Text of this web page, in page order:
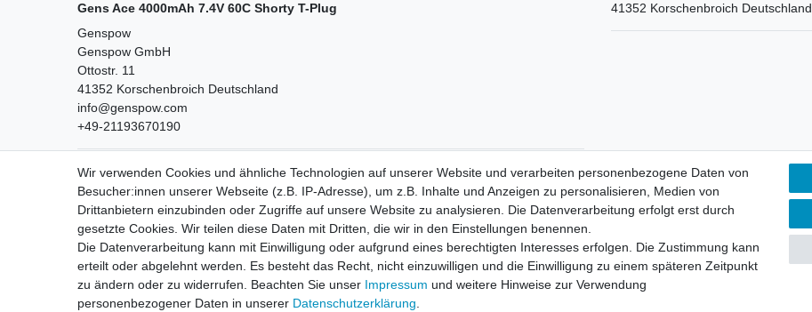
Gens Ace 4000mAh 7.4V 60C Shorty T-Plug
Genspow
Genspow GmbH
Ottostr. 11
41352 Korschenbroich Deutschland
info@genspow.com
+49-21193670190
41352 Korschenbroich Deutschland
Impressum Daten­schutz­erklärung AGB Widerrufs­recht Vertrag widerrufen
Wir verwenden Cookies und ähnliche Technologien auf unserer Website und verarbeiten personenbezogene Daten von
Besucher:innen unserer Webseite (z.B. IP-Adresse), um z.B. Inhalte und Anzeigen zu personalisieren, Medien von
Drittanbietern einzubinden oder Zugriffe auf unsere Website zu analysieren. Die Datenverarbeitung erfolgt erst durch
gesetzte Cookies. Wir teilen diese Daten mit Dritten, die wir in den Einstellungen benennen.
Die Datenverarbeitung kann mit Einwilligung oder aufgrund eines berechtigten Interesses erfolgen. Die Zustimmung kann
erteilt oder abgelehnt werden. Es besteht das Recht, nicht einzuwilligen und die Einwilligung zu einem späteren Zeitpunkt
zu ändern oder zu widerrufen. Beachten Sie unser Impressum und weitere Hinweise zur Verwendung
personenbezogener Daten in unserer Daten­schutz­erklärung